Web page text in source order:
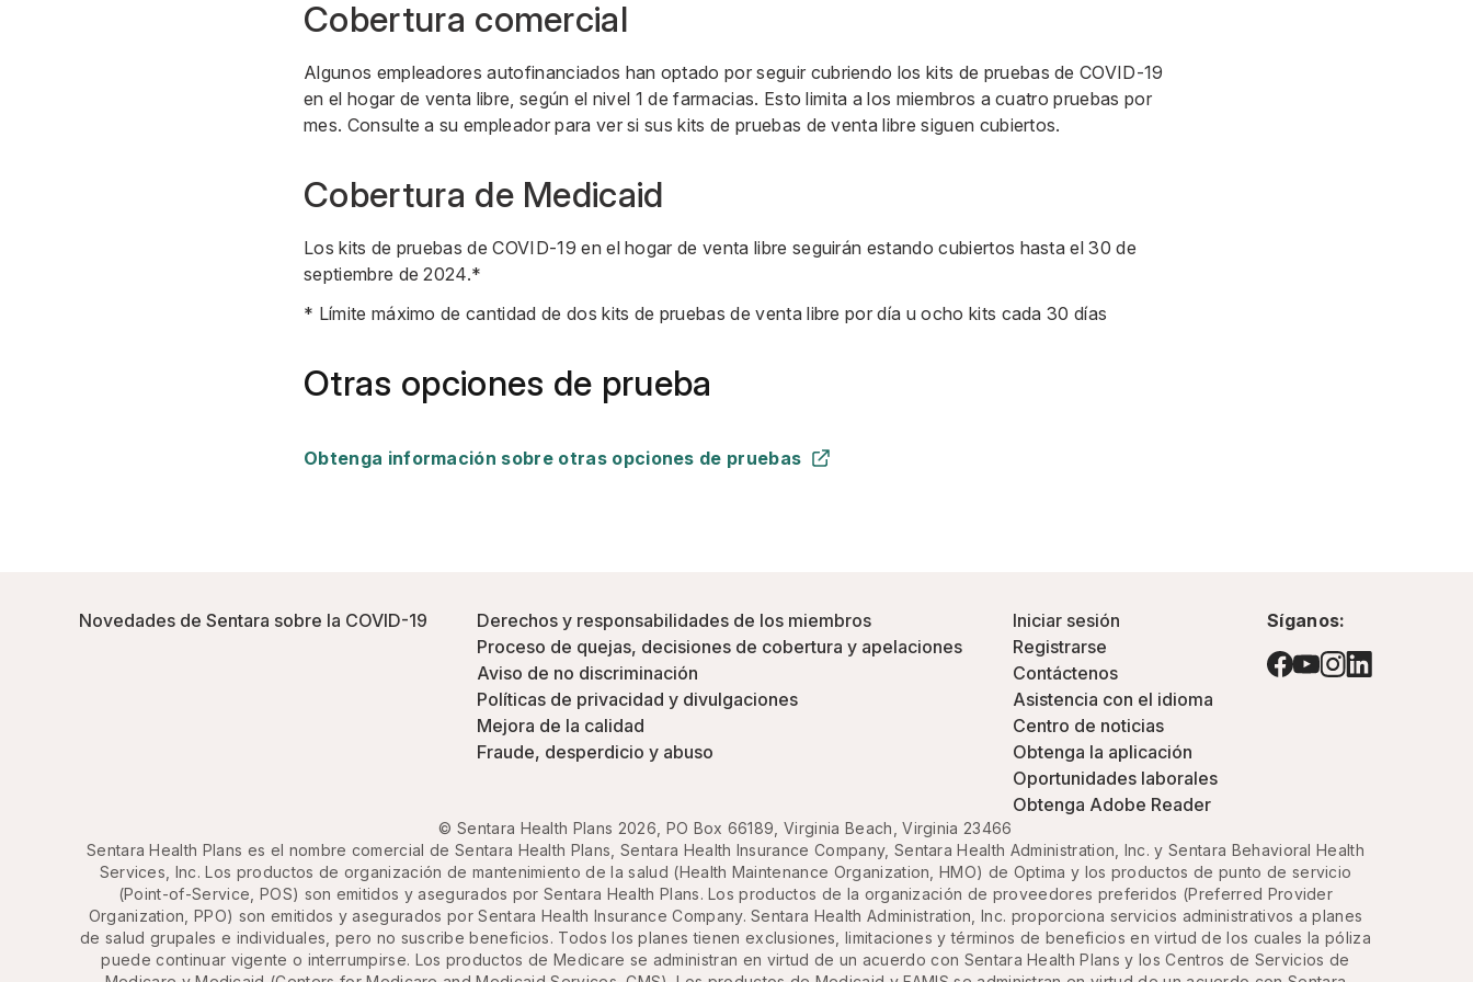
Cobertura comercial
Algunos empleadores autofinanciados han optado por seguir cubriendo los kits de pruebas de COVID-19
en el hogar de venta libre, según el nivel 1 de farmacias. Esto limita a los miembros a cuatro pruebas por
mes. Consulte a su empleador para ver si sus kits de pruebas de venta libre siguen cubiertos.
Cobertura de Medicaid
Los kits de pruebas de COVID-19 en el hogar de venta libre seguirán estando cubiertos hasta el 30 de
septiembre de 2024.*
* Límite máximo de cantidad de dos kits de pruebas de venta libre por día u ocho kits cada 30 días
Otras opciones de prueba
Obtenga información sobre otras opciones de pruebas
Novedades de Sentara sobre la COVID-19
Derechos y responsabilidades de los miembros
Proceso de quejas, decisiones de cobertura y apelaciones
Aviso de no discriminación
Políticas de privacidad y divulgaciones
Mejora de la calidad
Fraude, desperdicio y abuso
Iniciar sesión
Registrarse
Contáctenos
Asistencia con el idioma
Centro de noticias
Obtenga la aplicación
Oportunidades laborales
Obtenga Adobe Reader
Síganos:
© Sentara Health Plans 2026, PO Box 66189, Virginia Beach, Virginia 23466
Sentara Health Plans es el nombre comercial de Sentara Health Plans, Sentara Health Insurance Company, Sentara Health Administration, Inc. y Sentara Behavioral Health
Services, Inc. Los productos de organización de mantenimiento de la salud (Health Maintenance Organization, HMO) de Optima y los productos de punto de servicio
(Point-of-Service, POS) son emitidos y asegurados por Sentara Health Plans. Los productos de la organización de proveedores preferidos (Preferred Provider
Organization, PPO) son emitidos y asegurados por Sentara Health Insurance Company. Sentara Health Administration, Inc. proporciona servicios administrativos a planes
de salud grupales e individuales, pero no suscribe beneficios. Todos los planes tienen exclusiones, limitaciones y términos de beneficios en virtud de los cuales la póliza
puede continuar vigente o interrumpirse. Los productos de Medicare se administran en virtud de un acuerdo con Sentara Health Plans y los Centros de Servicios de